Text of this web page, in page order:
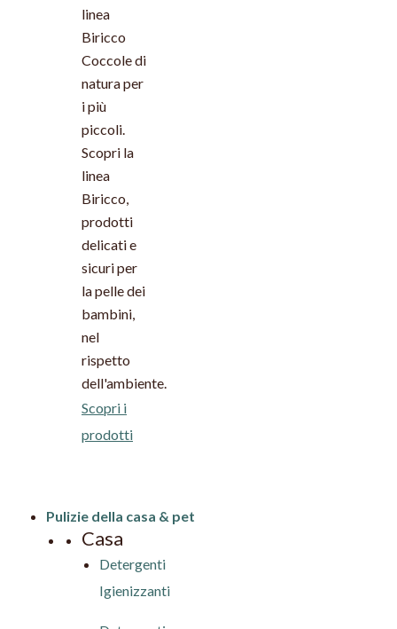
linea
Biricco
Coccole di
natura per
i più
piccoli.
Scopri la
linea
Biricco,
prodotti
delicati e
sicuri per
la pelle dei
bambini,
nel
rispetto
dell'ambiente.
Scopri i
prodotti
Pulizie della casa & pet
Casa
Detergenti
Igienizzanti